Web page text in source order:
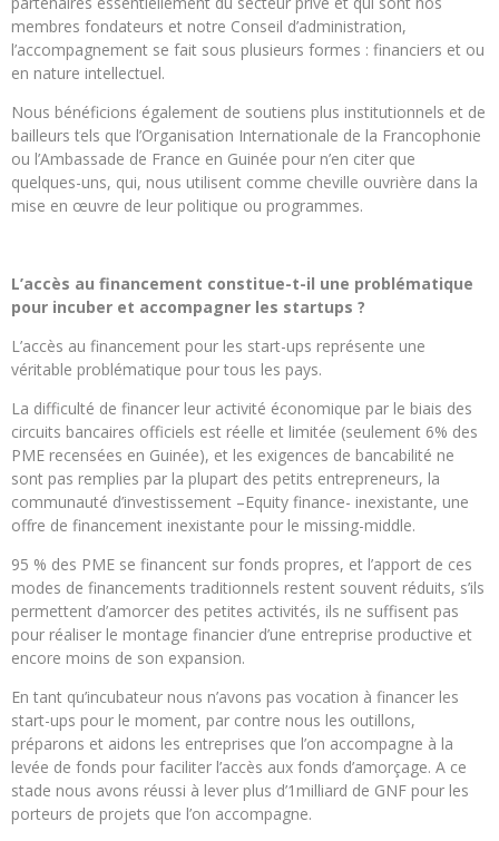
membres fondateurs et notre Conseil d’administration,
l’accompagnement se fait sous plusieurs formes : financiers et ou
en nature intellectuel.
Nous bénéficions également de soutiens plus institutionnels et de
bailleurs tels que l’Organisation Internationale de la Francophonie
ou l’Ambassade de France en Guinée pour n’en citer que
quelques-uns, qui, nous utilisent comme cheville ouvrière dans la
mise en œuvre de leur politique ou programmes.
L’accès au financement constitue-t-il une problématique
pour incuber et accompagner les startups ?
L’accès au financement pour les start-ups représente une
véritable problématique pour tous les pays.
La difficulté de financer leur activité économique par le biais des
circuits bancaires officiels est réelle et limitée (seulement 6% des
PME recensées en Guinée), et les exigences de bancabilité ne
sont pas remplies par la plupart des petits entrepreneurs, la
communauté d’investissement –Equity finance- inexistante, une
offre de financement inexistante pour le missing-middle.
95 % des PME se financent sur fonds propres, et l’apport de ces
modes de financements traditionnels restent souvent réduits, s’ils
permettent d’amorcer des petites activités, ils ne suffisent pas
pour réaliser le montage financier d’une entreprise productive et
encore moins de son expansion.
En tant qu’incubateur nous n’avons pas vocation à financer les
start-ups pour le moment, par contre nous les outillons,
préparons et aidons les entreprises que l’on accompagne à la
levée de fonds pour faciliter l’accès aux fonds d’amorçage. A ce
stade nous avons réussi à lever plus d’1milliard de GNF pour les
porteurs de projets que l’on accompagne.